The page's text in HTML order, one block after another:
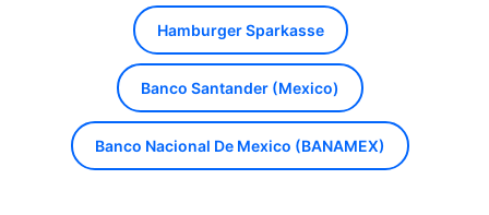
Hamburger Sparkasse
Banco Santander (Mexico)
Banco Nacional De Mexico (BANAMEX)